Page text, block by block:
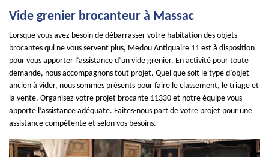
Vide grenier brocanteur à Massac
Lorsque vous avez besoin de débarrasser votre habitation des objets
brocantes qui ne vous servent plus, Medou Antiquaire 11 est à disposition
pour vous apporter l’assistance d’un vide grenier. En activité pour toute
demande, nous accompagnons tout projet. Quel que soit le type d’objet
ancien à vider, nous sommes présents pour faire le classement, le triage et
la vente. Organisez votre projet brocante 11330 et notre équipe vous
apporte l’assistance adéquate. Faites-nous part de votre projet pour une
assistance compétente et selon vos besoins.